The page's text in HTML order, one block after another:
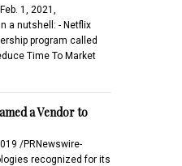
1, 2021,
a nutshell: - Netflix
program called
Time To Market
a Vendor to
/PRNewswire-
recognized for its